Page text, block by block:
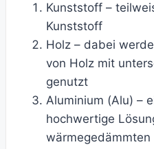
Kunststoff –
Kunststoff
Holz – dabei
von Holz mit
genutzt
Aluminium (Alu) –
hochwertige